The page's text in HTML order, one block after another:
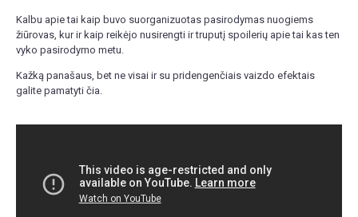
Kalbu apie tai kaip buvo suorganizuotas pasirodymas nuogiems
žiūrovas, kur ir kaip reikėjo nusirengti ir truputį spoilerių apie tai kas ten
vyko pasirodymo metu.
Kažką panašaus, bet ne visai ir su pridengenčiais vaizdo efektais
galite pamatyti čia.